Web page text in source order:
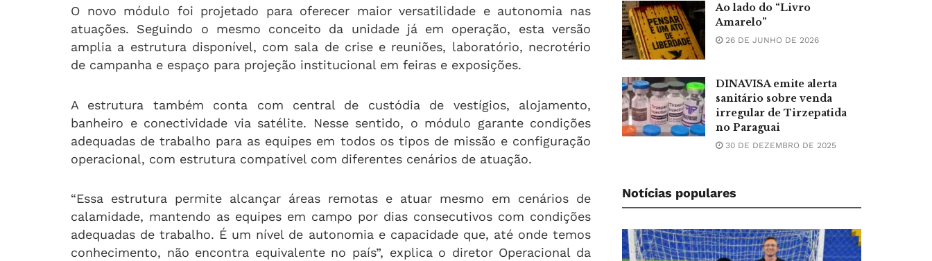
O novo módulo foi projetado para oferecer maior versatilidade e autonomia nas
atuações. Seguindo o mesmo conceito da unidade já em operação, esta versão
amplia a estrutura disponível, com sala de crise e reuniões, laboratório, necrotério
de campanha e espaço para projeção institucional em feiras e exposições.
A estrutura também conta com central de custódia de vestígios, alojamento,
banheiro e conectividade via satélite. Nesse sentido, o módulo garante condições
adequadas de trabalho para as equipes em todos os tipos de missão e configuração
operacional, com estrutura compatível com diferentes cenários de atuação.
“Essa estrutura permite alcançar áreas remotas e atuar mesmo em cenários de
calamidade, mantendo as equipes em campo por dias consecutivos com condições
adequadas de trabalho. É um nível de autonomia e capacidade que, até onde temos
conhecimento, não encontra equivalente no país”, explica o diretor Operacional da
Ao lado do “Livro
Amarelo”
26 DE JUNHO DE 2026
DINAVISA emite alerta
sanitário sobre venda
irregular de Tirzepatida
no Paraguai
30 DE DEZEMBRO DE 2025
Notícias populares